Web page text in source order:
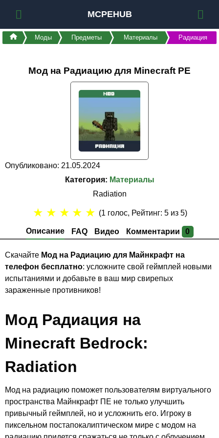
MCPEHUB
Моды Предметы Материалы Радиация
Мод на Радиацию для Minecraft PE
Опубликовано: 21.05.2024
Категория: Материалы
Radiation
Описание FAQ Видео Комментарии 0
★ ★ ★ ★ ★ (1 голос, Рейтинг:5 из 5)
Скачайте Мод на Радиацию для Майнкрафт на
телефон бесплатно: усложните свой геймплей новыми
испытаниями и добавьте в ваш мир свирепых
зараженные противников!
Мод Радиация на
Minecraft Bedrock:
Radiation
Мод на радиацию поможет пользователям виртуального
пространства Майнкрафт ПЕ не только улучшить
привычный геймплей, но и усложнить его. Игроку в
пиксельном постапокалиптическом мире с модом на